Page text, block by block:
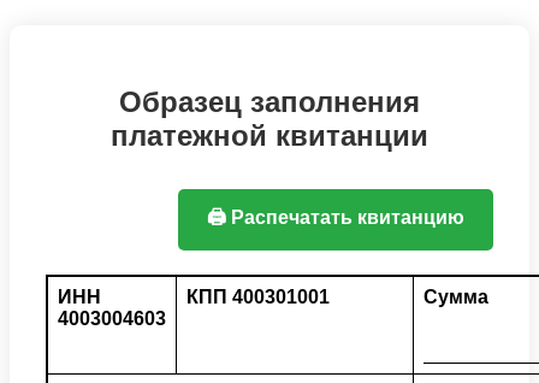
Образец заполнения
платежной квитанции
🖨️ Распечатать квитанцию
ИНН
4003004603
КПП 400301001 Сумма